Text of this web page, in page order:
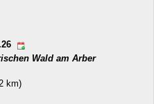
Wald am Arber
km)